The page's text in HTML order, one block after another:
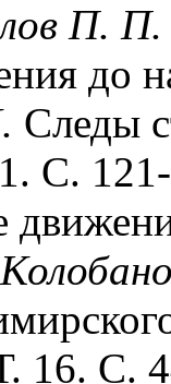
П. П.
Следы
С.
16. С.